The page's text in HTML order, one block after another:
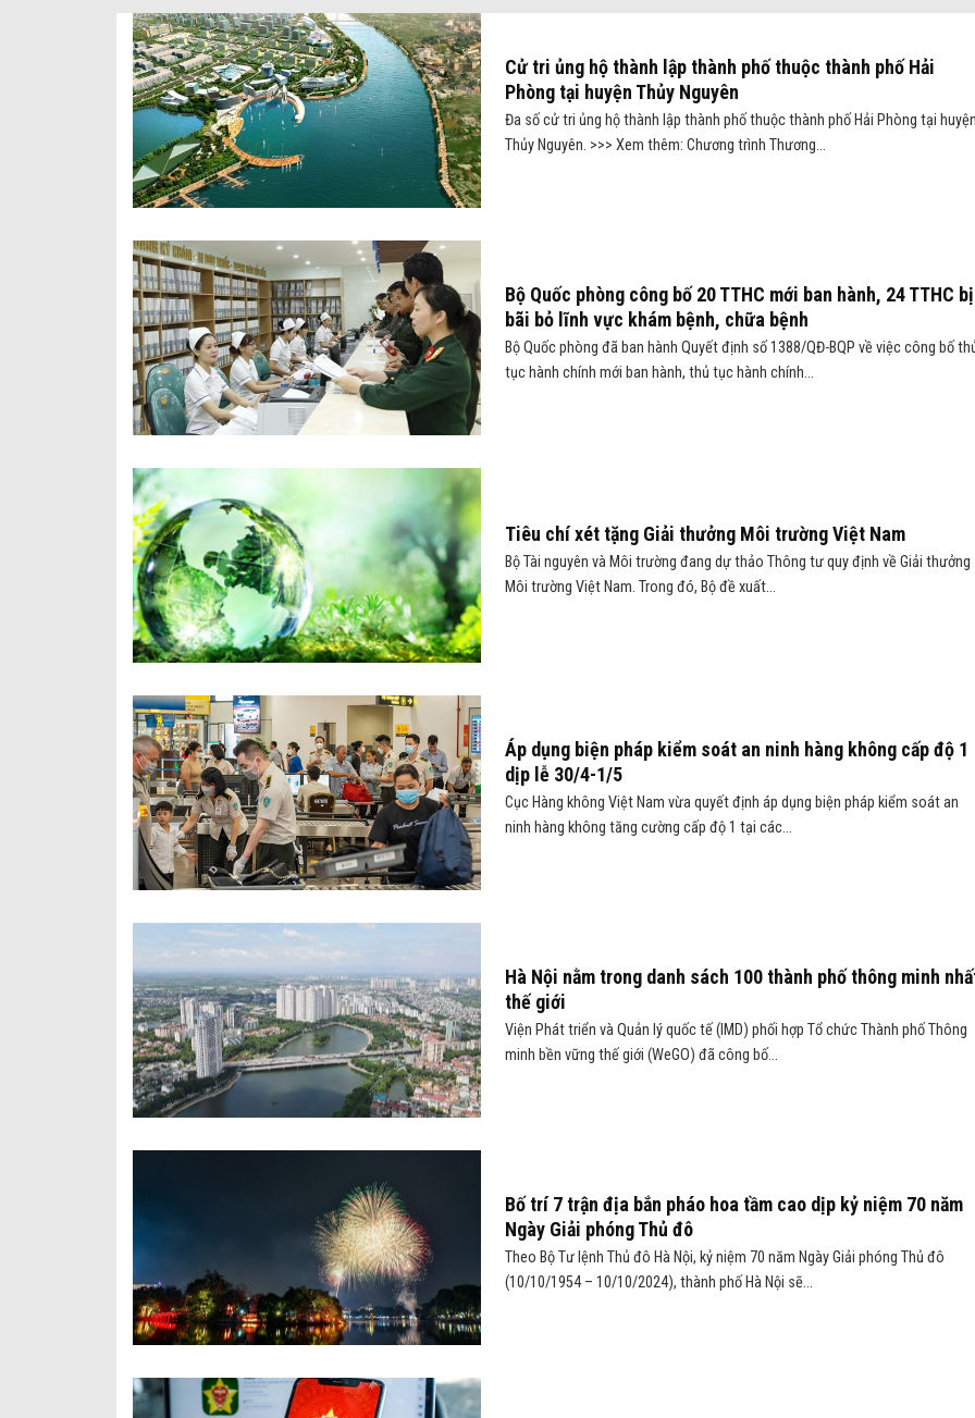
Cử tri ủng hộ thành lập thành phố thuộc thành phố Hải
Phòng tại huyện Thủy Nguyên
Đa số cử tri ủng hộ thành lập thành phố thuộc thành phố Hải Phòng tại
Thủy Nguyên. >>> Xem thêm: Chương trình Thương...
Bộ Quốc phòng công bố 20 TTHC mới ban hành, 24 TTHC bị
bãi bỏ lĩnh vực khám bệnh, chữa bệnh
Bộ Quốc phòng đã ban hành Quyết định số 1388/QĐ-BQP về việc công bố
tục hành chính mới ban hành, thủ tục hành chính...
Tiêu chí xét tặng Giải thưởng Môi trường Việt Nam
Bộ Tài nguyên và Môi trường đang dự thảo Thông tư quy định về Giải thưởng
Môi trường Việt Nam. Trong đó, Bộ đề xuất...
Áp dụng biện pháp kiểm soát an ninh hàng không cấp độ 1
dịp lễ 30/4-1/5
Cục Hàng không Việt Nam vừa quyết định áp dụng biện pháp kiểm soát an
ninh hàng không tăng cường cấp độ 1 tại các...
Hà Nội nằm trong danh sách 100 thành phố thông minh
thế giới
Viện Phát triển và Quản lý quốc tế (IMD) phối hợp Tổ chức Thành phố Thông
minh bền vững thế giới (WeGO) đã công bố...
Bố trí 7 trận địa bắn pháo hoa tầm cao dịp kỷ niệm 70 năm
Ngày Giải phóng Thủ đô
Theo Bộ Tư lệnh Thủ đô Hà Nội, kỷ niệm 70 năm Ngày Giải phóng Thủ đô
(10/10/1954 – 10/10/2024), thành phố Hà Nội sẽ...